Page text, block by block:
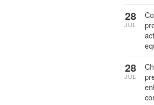
28
JUL
28
JUL